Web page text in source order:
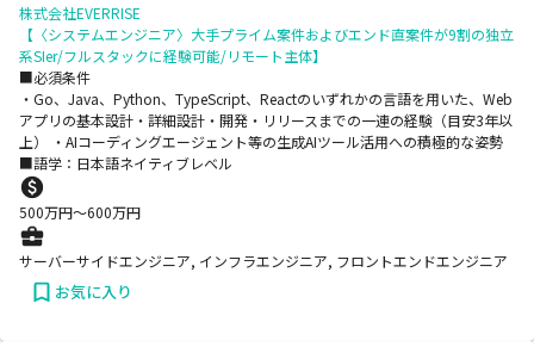
株式会社EVERRISE
【〈システムエンジニア〉大手プライム案件およびエンド直案件が9割の独立
系SIer/フルスタックに経験可能/リモート主体】
■必須条件
・Go、Java、Python、TypeScript、Reactのいずれかの言語を用いた、Web
アプリの基本設計・詳細設計・開発・リリースまでの一連の経験（目安3年以
上） ・AIコーディングエージェント等の生成AIツール活用への積極的な姿勢
■語学：日本語ネイティブレベル
500万円〜600万円
サーバーサイドエンジニア, インフラエンジニア, フロントエンドエンジニア
お気に入り